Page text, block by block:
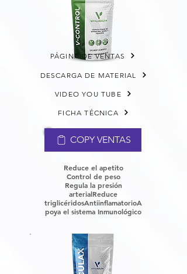
PÁGINA DE VENTAS
DESCARGA DE MATERIAL
VIDEO YOU TUBE
FICHA TÉCNICA
COPY VENTAS
Reduce el apetito
Control de peso
Regula la presión
arterialReduce
triglicéridosAntiinflamatorioA
poya el sistema Inmunológico